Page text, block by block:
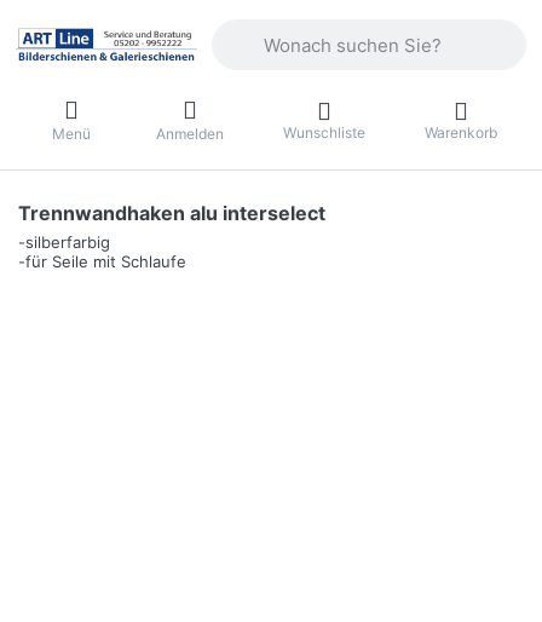
Menü Anmelden Wunschliste Warenkorb
Trennwandhaken alu interselect
-silberfarbig
-für Seile mit Schlaufe